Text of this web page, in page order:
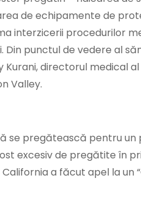
de echipamente de
interzicerii procedurilor
punctul de vedere al
directorul medical
Valley.
se pregătească pentru un
excesiv de pregătite în
a făcut apel la un